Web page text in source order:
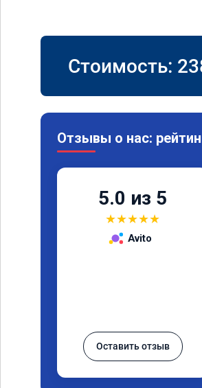
Стоимость:
Отзывы о нас:
5.0 из 5
★★★★★
Avito
Оставить отзыв